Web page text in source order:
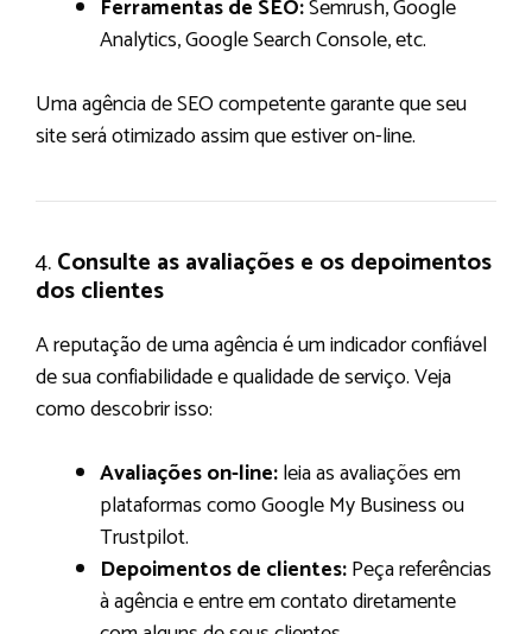
Ferramentas de SEO:Semrush, Google
Analytics, Google Search Console, etc.
Uma agência de SEO competente garante que seu
site será otimizado assim que estiver on-line.
4.Consulte as avaliações e os depoimentos
dos clientes
A reputação de uma agência é um indicador confiável
de sua confiabilidade e qualidade de serviço. Veja
como descobrir isso:
Avaliações on-line:leia as avaliações em
plataformas como Google My Business ou
Trustpilot.
Depoimentos de clientes:Peça referências
à agência e entre em contato diretamente